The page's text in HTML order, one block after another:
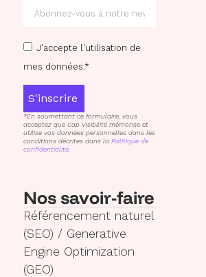
J'accepte l'utilisation de
mes données.*
S'inscrire
*En soumettant ce formulaire, vous
acceptez que Cap Visibilité mémorise et
utilise vos données personnelles dans les
conditions décrites dans la Politique de
confidentialité.
Nos savoir-faire
Référencement naturel
(SEO) / Generative
Engine Optimization
(GEO)